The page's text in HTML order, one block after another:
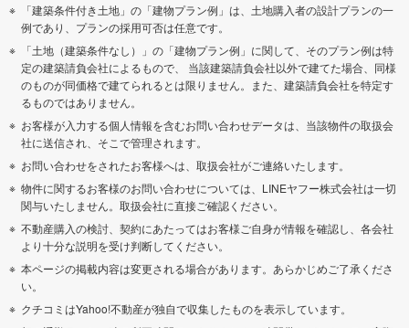
「建築条件付き土地」の「建物プラン例」は、土地購入者の設計プランの一
例であり、プランの採用可否は任意です。
「土地（建築条件なし）」の「建物プラン例」に関して、そのプラン例は特
定の建築請負会社によるもので、 当該建築請負会社以外で建てた場合、同様
のものが同価格で建てられるとは限りません。また、建築請負会社を特定す
るものではありません。
お客様が入力する個人情報を含むお問い合わせデータは、当該物件の取扱会
社に送信され、そこで管理されます。
お問い合わせをされたお客様へは、取扱会社がご連絡いたします。
物件に関するお客様のお問い合わせについては、LINEヤフー株式会社は一切
関与いたしません。取扱会社に直接ご確認ください。
不動産購入の検討、契約にあたってはお客様ご自身が情報を確認し、各会社
より十分な説明を受け判断してください。
本ページの掲載内容は変更される場合があります。あらかじめご了承くださ
い。
クチコミはYahoo!不動産が独自で収集したものを表示しています。